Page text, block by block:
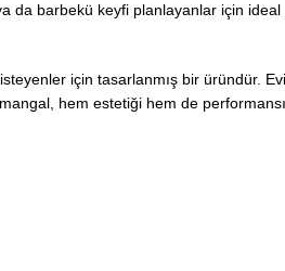
da barbekü keyfi planlayanlar için ideal
için tasarlanmış bir üründür.
hem estetiği hem de